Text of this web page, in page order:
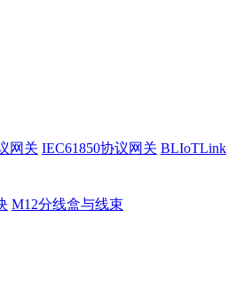
网关 IEC61850协议网关 BLIoTLink
M12分线盒与线束